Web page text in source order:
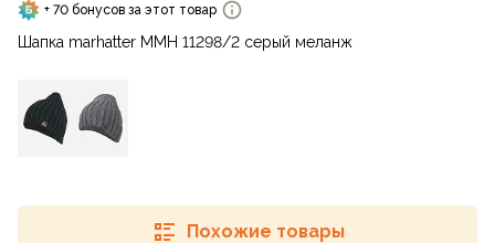
+ 70 бонусов за этот товар
Шапка marhatter MMH 11298/2 серый меланж
Похожие товары